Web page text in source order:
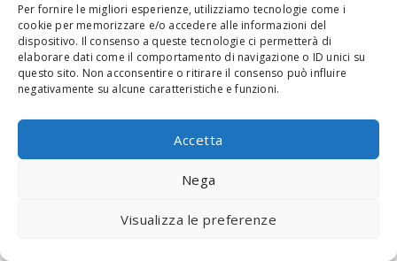
Per fornire le migliori esperienze, utilizziamo tecnologie come i
cookie per memorizzare e/o accedere alle informazioni del
dispositivo. Il consenso a queste tecnologie ci permetterà di
elaborare dati come il comportamento di navigazione o ID unici su
questo sito. Non acconsentire o ritirare il consenso può influire
negativamente su alcune caratteristiche e funzioni.
Accetta
Nega
Visualizza le preferenze
© 2020 Digital Touch Menu. Menu realizzato da